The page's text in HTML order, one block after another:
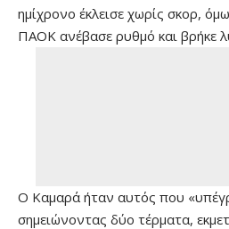
ημίχρονο έκλεισε χωρίς σκορ,
ΠΑΟΚ ανέβασε ρυθμό και βρήκε
Ο Καμαρά ήταν αυτός που
σημειώνοντας δύο τέρματα,